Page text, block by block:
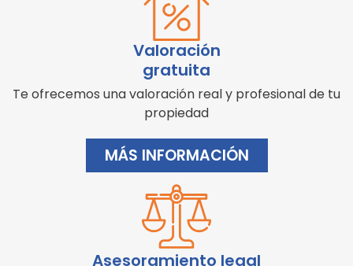
Valoración
gratuita
Te ofrecemos una valoración real y profesional de tu
propiedad
MÁS INFORMACIÓN
Asesoramiento legal